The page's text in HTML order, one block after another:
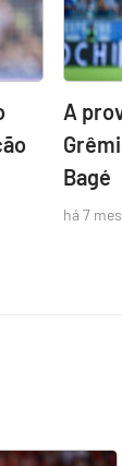
A
Bagé
há 7